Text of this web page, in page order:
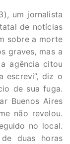
um jornalista
de notícias
sobre a morte
graves, mas a
agência citou
escrevi”, diz o
de sua fuga.
Buenos Aires
não revelou.
no local.
duas horas